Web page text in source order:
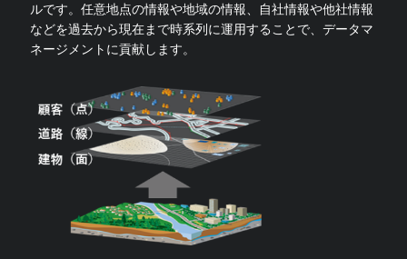
ルです。任意地点の情報や地域の情報、自社情報や他社情報
などを過去から現在まで時系列に運用することで、データマ
ネージメントに貢献します。